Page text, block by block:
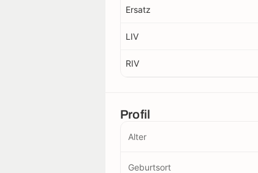
Ersatz
LIV
RIV
Profil
Alter
Geburtsort